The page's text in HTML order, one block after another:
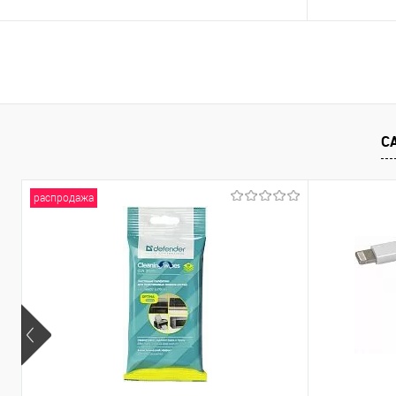
Купить в 1 клик
Сравнение
Купить в 1
В
распродажа